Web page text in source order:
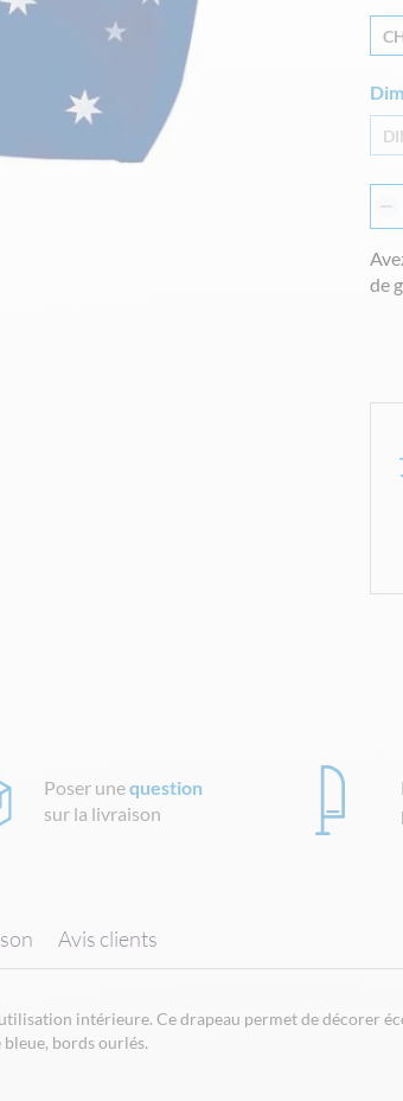
de
Poser unequestion
sur la livraison
intérieure. Ce drapeau permet de décorer
bords ourlés.
Avis clients